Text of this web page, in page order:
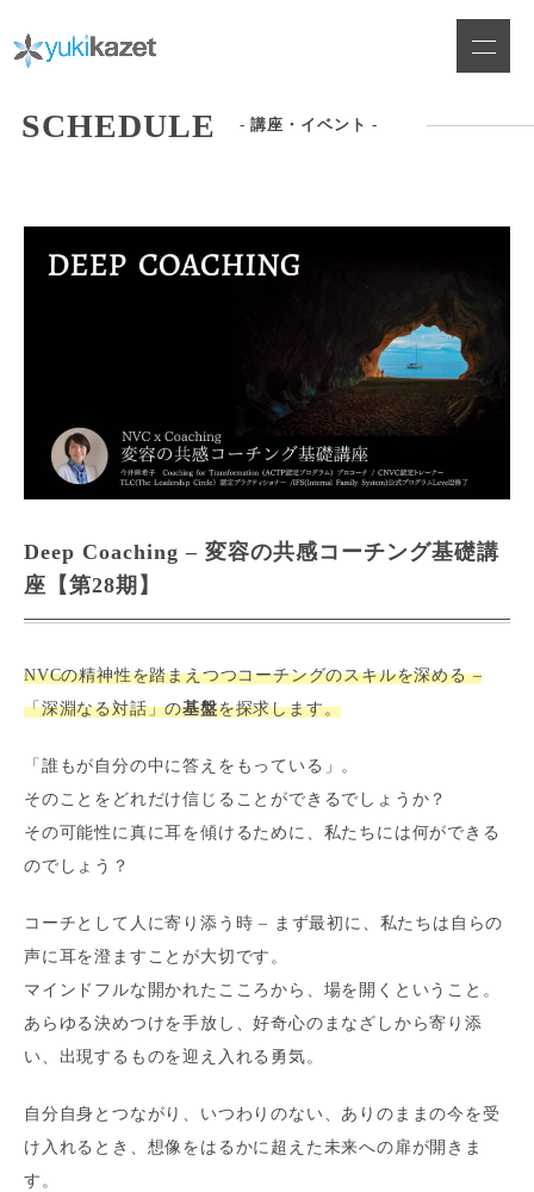
SCHEDULE - 講座・イベント -
Deep Coaching – 変容の共感コーチング基礎講
座【第28期】
NVCの精神性を踏まえつつコーチングのスキルを深める –
「深淵なる対話」の基盤を探求します。
「誰もが自分の中に答えをもっている」。
そのことをどれだけ信じることができるでしょうか？
その可能性に真に耳を傾けるために、私たちには何ができる
のでしょう？
コーチとして人に寄り添う時 – まず最初に、私たちは自らの
声に耳を澄ますことが大切です。
マインドフルな開かれたこころから、場を開くということ。
あらゆる決めつけを手放し、好奇心のまなざしから寄り添
い、出現するものを迎え入れる勇気。
自分自身とつながり、いつわりのない、ありのままの今を受
け入れるとき、想像をはるかに超えた未来への扉が開きま
す。